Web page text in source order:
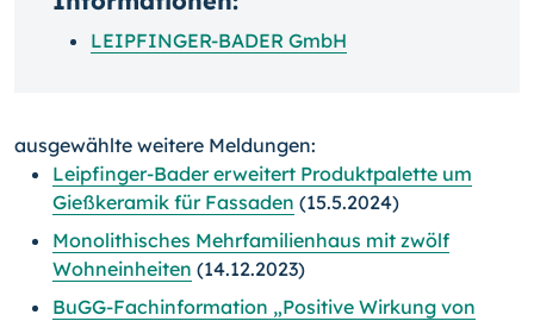
LEIPFINGER-BADER GmbH
ausgewählte weitere Meldungen:
Leipfinger-Bader erweitert Produktpalette um
Gießkeramik für Fassaden (15.5.2024)
Monolithisches Mehrfamilienhaus mit zwölf
Wohneinheiten (14.12.2023)
BuGG-Fachinformation „Positive Wirkung von